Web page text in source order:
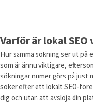
Varför är lokal
Hur samma sökning ser ut på
som är ännu viktigare,
sökningar numer görs på just
söker efter ett lokalt SEO-
dig och utan att avslöja din